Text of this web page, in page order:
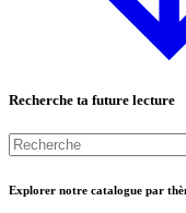
Recherche ta future lecture
Explorer notre catalogue par